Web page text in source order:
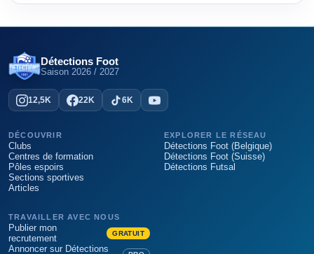
Détections Foot
Saison 2026 / 2027
12,5K 22K 6K
DÉCOUVRIR
Clubs
Centres de formation
Pôles espoirs
Sections sportives
Articles
EXPLORER LE RÉSEAU
Détections Foot (Belgique)
Détections Foot (Suisse)
Détections Futsal
TRAVAILLER AVEC NOUS
Publier mon
recrutement
GRATUIT
Annoncer sur Détections